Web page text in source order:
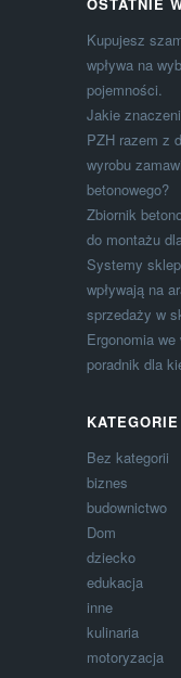
Kupujesz
wpływa na
pojemności.
Jakie
PZH razem z
wyrobu
betonowego?
Zbiornik
do montażu
Systemy
wpływają na
sprzedaży w
Ergonomia
poradnik dla
KATEGORIE
Bez kategorii
biznes
budownictwo
Dom
dziecko
edukacja
inne
kulinaria
motoryzacja